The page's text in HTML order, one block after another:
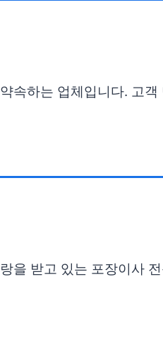
속하는 업체입니다. 고
을 받고 있는 포장이사